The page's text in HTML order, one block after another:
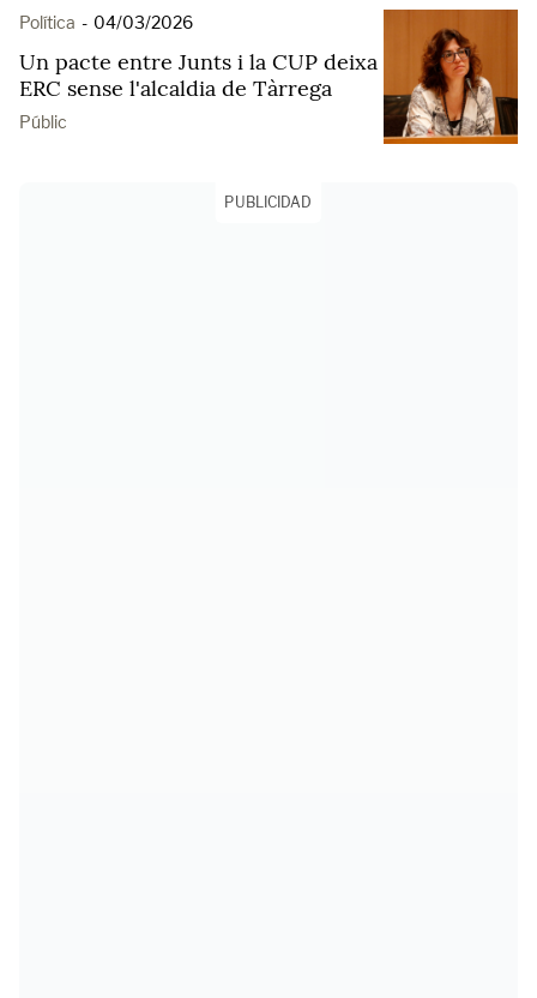
Política - 04/03/2026
Un pacte entre Junts i la CUP deixa
ERC sense l'alcaldia de Tàrrega
Públic
PUBLICIDAD